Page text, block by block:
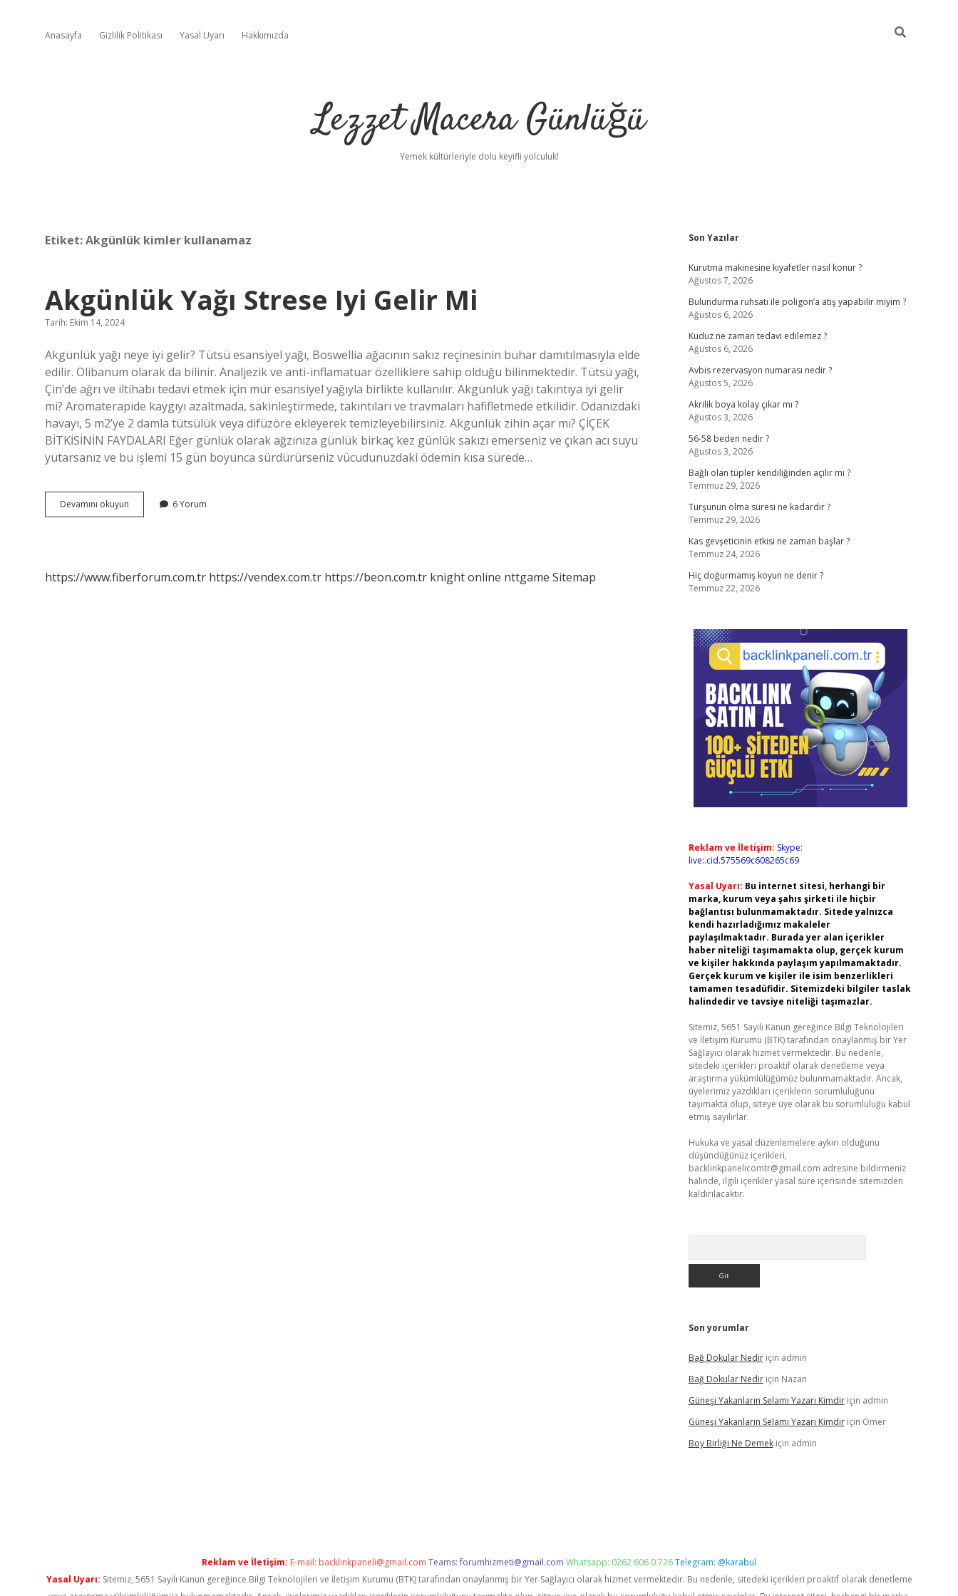
Anasayfa Gizlilik Politikası Yasal Uyarı Hakkımızda
Lezzet Macera Günlüğü
Yemek kültürleriyle dolu keyifli yolculuk!
Etiket:Akgünlük kimler kullanamaz
Akgünlük Yağı Strese Iyi Gelir Mi
Tarih: Ekim 14, 2024
Akgünlük yağı neye iyi gelir? Tütsü esansiyel yağı, Boswellia ağacının sakız reçinesinin buhar damıtılmasıyla elde
edilir. Olibanum olarak da bilinir. Analjezik ve anti-inflamatuar özelliklere sahip olduğu bilinmektedir. Tütsü yağı,
Çin’de ağrı ve iltihabı tedavi etmek için mür esansiyel yağıyla birlikte kullanılır. Akgünlük yağı takıntıya iyi gelir
mi? Aromaterapide kaygıyı azaltmada, sakinleştirmede, takıntıları ve travmaları hafifletmede etkilidir. Odanızdaki
havayı, 5 m2’ye 2 damla tütsülük veya difüzöre ekleyerek temizleyebilirsiniz. Akgünlük zihin açar mı? ÇİÇEK
BİTKİSİNİN FAYDALARI Eğer günlük olarak ağzınıza günlük birkaç kez günlük sakızı emerseniz ve çıkan acı suyu
yutarsanız ve bu işlemi 15 gün boyunca sürdürürseniz vücudunuzdaki ödemin kısa sürede…
Devamını okuyun Akgünlük
Yağı
6 Yorum
https://www.fiberforum.com.tr https://vendex.com.tr https://beon.com.tr knight online nttgame Sitemap
Sidebar
Son Yazılar
Kurutma makinesine kıyafetler nasıl konur ?
Ağustos 7, 2026
Bulundurma ruhsatı ile poligon’a atış yapabilir miyim ?
Ağustos 6, 2026
Kuduz ne zaman tedavi edilemez ?
Ağustos 6, 2026
Avbis rezervasyon numarası nedir ?
Ağustos 5, 2026
Akrilik boya kolay çıkar mı ?
Ağustos 3, 2026
56-58 beden nedir ?
Ağustos 3, 2026
Bağlı olan tüpler kendiliğinden açılır mı ?
Temmuz 29, 2026
Turşunun olma süresi ne kadardır ?
Temmuz 29, 2026
Kas gevşeticinin etkisi ne zaman başlar ?
Temmuz 24, 2026
Hiç doğurmamış koyun ne denir ?
Temmuz 22, 2026
Reklam ve İletişim: Skype:
live:.cid.575569c608265c69
Yasal Uyarı: Bu internet sitesi, herhangi bir
marka, kurum veya şahıs şirketi ile hiçbir
bağlantısı bulunmamaktadır. Sitede yalnızca
kendi hazırladığımız makaleler
paylaşılmaktadır. Burada yer alan içerikler
haber niteliği taşımamakta olup, gerçek kurum
ve kişiler hakkında paylaşım yapılmamaktadır.
Gerçek kurum ve kişiler ile isim benzerlikleri
tamamen tesadüfidir. Sitemizdeki bilgiler taslak
halindedir ve tavsiye niteliği taşımazlar.
Sitemiz, 5651 Sayılı Kanun gereğince Bilgi Teknolojileri
ve İletişim Kurumu (BTK) tarafından onaylanmış bir Yer
Sağlayıcı olarak hizmet vermektedir. Bu nedenle,
sitedeki içerikleri proaktif olarak denetleme veya
araştırma yükümlülüğümüz bulunmamaktadır. Ancak,
üyelerimiz yazdıkları içeriklerin sorumluluğunu
taşımakta olup, siteye üye olarak bu sorumluluğu kabul
etmiş sayılırlar.
Hukuka ve yasal düzenlemelere aykırı olduğunu
düşündüğünüz içerikleri,
backlinkpanelicomtr@gmail.com adresine bildirmeniz
halinde, ilgili içerikler yasal süre içerisinde sitemizden
kaldırılacaktır.
Son yorumlar
Bağ Dokular Nediriçin admin
Bağ Dokular Nediriçin Nazan
Güneşi Yakanların Selamı Yazarı Kimdiriçin admin
Güneşi Yakanların Selamı Yazarı Kimdiriçin Ömer
Boy Birliği Ne Demekiçin admin
Reklam ve İletişim: E-mail: backlinkpaneli@gmail.com Teams:forumhizmeti@gmail.com Whatsapp: 0262 606 0 726Telegram: @karabul
Yasal Uyarı: Sitemiz, 5651 Sayılı Kanun gereğince Bilgi Teknolojileri ve İletişim Kurumu (BTK) tarafından onaylanmış bir Yer Sağlayıcı olarak hizmet vermektedir. Bu nedenle, sitedeki içerikleri proaktif olarak denetleme